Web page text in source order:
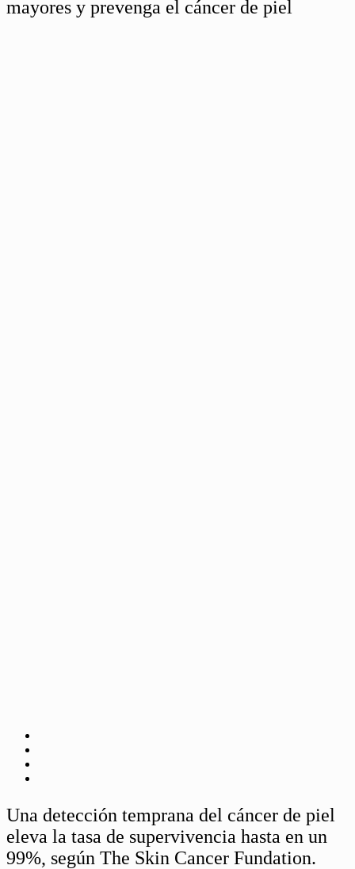
mayores y prevenga el cáncer de piel
Una detección temprana del cáncer de piel
eleva la tasa de supervivencia hasta en un
99%, según The Skin Cancer Fundation.